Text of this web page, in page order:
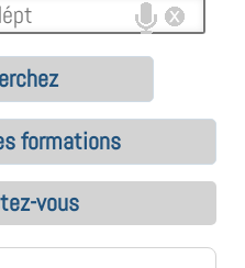
formations
vous